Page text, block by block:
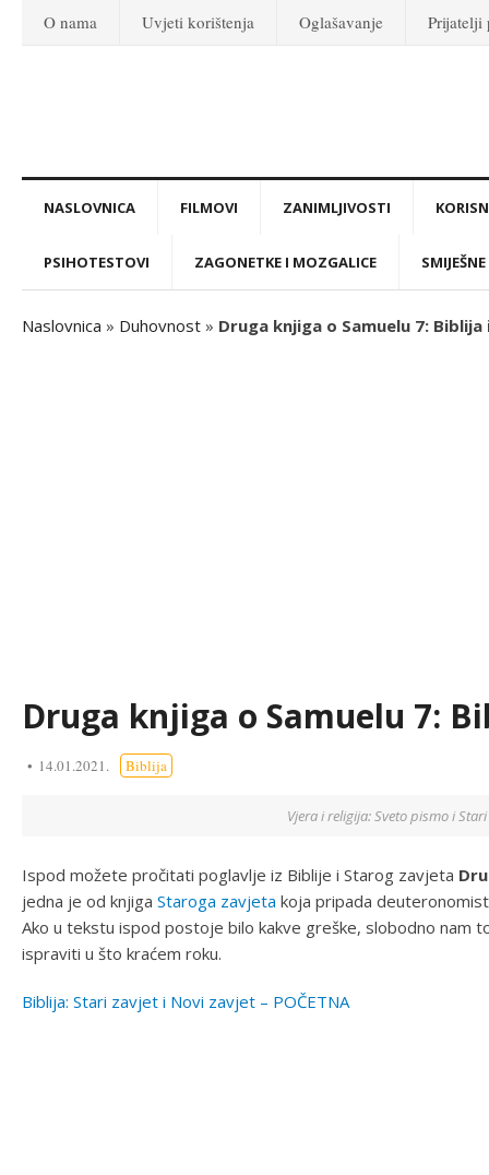
O nama Uvjeti korištenja Oglašavanje Prijatelji
NASLOVNICA FILMOVI ZANIMLJIVOSTI
PSIHOTESTOVI ZAGONETKE I MOZGALICE
Naslovnica » Duhovnost » Druga knjiga o Samuelu 7:
Druga knjiga o Samuelu 7:
14.01.2021. Biblija
Vjera i religija: Sveto pismo i
Ispod možete pročitati poglavlje iz Biblije i Starog zavjeta
jedna je od knjiga Staroga zavjeta koja pripada
Ako u tekstu ispod postoje bilo kakve greške, slobodno nam
ispraviti u što kraćem roku.
Biblija: Stari zavjet i Novi zavjet – POČETNA